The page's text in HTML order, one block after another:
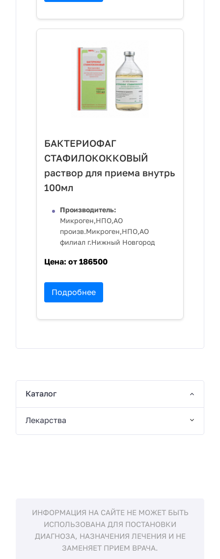
БАКТЕРИОФАГ
СТАФИЛОКОККОВЫЙ
раствор для приема внутрь
100мл
Производитель:
Микроген,НПО,АО
произв.Микроген,НПО,АО
филиал г.Нижный Новгород
Цена: от 186500
Подробнее
Каталог
Лекарства
ИНФОРМАЦИЯ НА САЙТЕ НЕ МОЖЕТ БЫТЬ
ИСПОЛЬЗОВАНА ДЛЯ ПОСТАНОВКИ
ДИАГНОЗА, НАЗНАЧЕНИЯ ЛЕЧЕНИЯ И НЕ
ЗАМЕНЯЕТ ПРИЕМ ВРАЧА.